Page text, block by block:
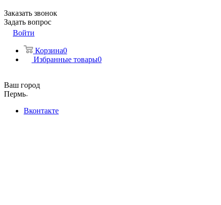
Заказать звонок
Задать вопрос
Войти
Корзина0
Избранные товары0
Ваш город
Пермь
Вконтакте